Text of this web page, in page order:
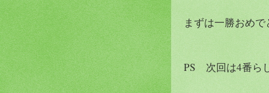
まずは一勝おめ
PS 次回は4番ら